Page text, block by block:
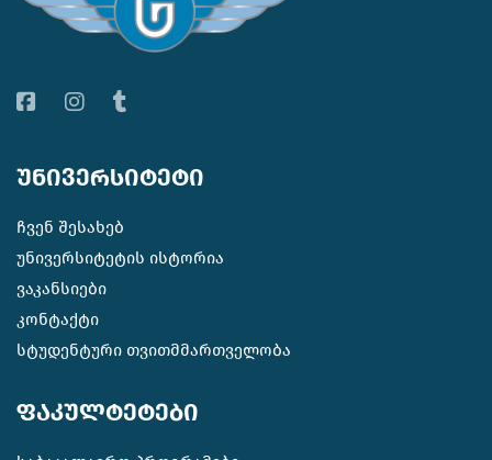
უნივერსიტეტი
ჩვენ შესახებ
უნივერსიტეტის ისტორია
ვაკანსიები
კონტაქტი
სტუდენტური თვითმმართველობა
ფაკულტეტები